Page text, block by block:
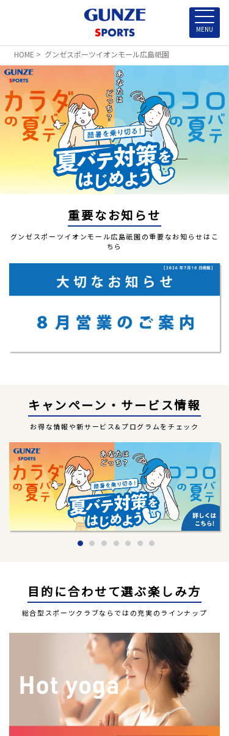
HOME > グンゼスポーツイオンモール広島祇園
重要なお知らせ
グンゼスポーツイオンモール広島祇園の重要なお知らせはこ
ちら
キャンペーン・サービス情報
お得な情報や新サービス&プログラムをチェック
目的に合わせて選ぶ楽しみ方
総合型スポーツクラブならではの充実のラインナップ